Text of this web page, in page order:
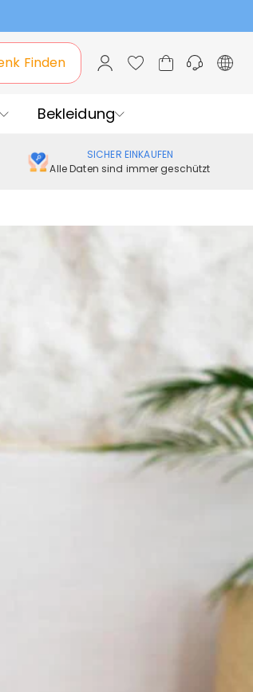
Finden
Bekleidung
SICHER EINKAUFEN
Alle Daten sind immer geschützt